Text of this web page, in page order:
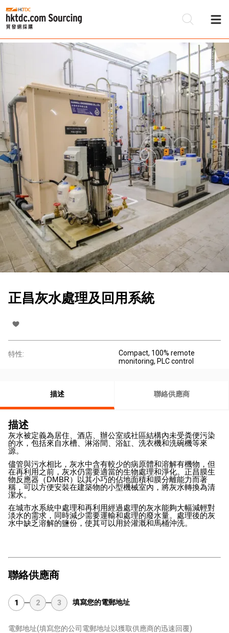
正昌灰水處理及回用系統
特性:
Compact, 100% remote
monitoring, PLC control
描述 聯絡供應商
描述
灰水被定義為居住、酒店、辦公室或社區結構內未受粪便污染
的水，包括來自水槽、淋浴間、浴缸、洗衣機和洗碗機等來
源。
儘管與污水相比，灰水中含有較少的病原體和溶解有機物，但
在再利用之前，灰水仍需要適當的生物處理和淨化。正昌膜生
物反應器（DMBR）以其小巧的佔地面積和膜分離能力而著
稱，可以方便安裝在建築物的小型機械室內，將灰水轉換為清
潔水。
在城市水系統中處理和再利用經過處理的灰水能夠大幅減輕對
淡水的需求，同時減少需要運輸和處理的廢水量。處理後的灰
水中缺乏溶解的鹽份，使其可以用於灌溉和馬桶沖洗。
聯絡供應商
1 2 3 填寫您的電郵地址
電郵地址(填寫您的公司電郵地址以獲取供應商的迅速回覆)